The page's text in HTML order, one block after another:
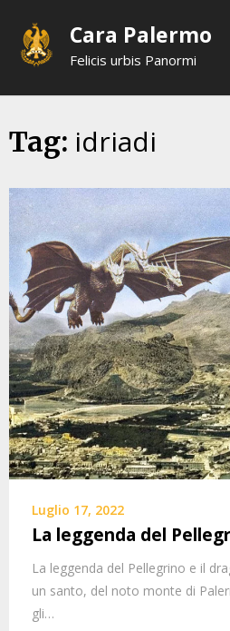
content
Cara Palermo
Felicis urbis Panormi
Tag: idriadi
Luglio 17, 2022
La leggenda del
La leggenda del Pellegrino e il
un santo, del noto monte di
gli…